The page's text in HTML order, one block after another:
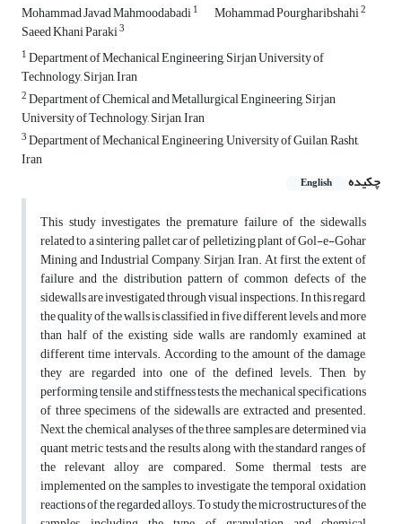
Mohammad Javad Mahmoodabadi1 Mohammad Pourgharibshahi2
Saeed Khani Paraki3
1Department of Mechanical Engineering, Sirjan University of
Technology, Sirjan, Iran
2Department of Chemical and Metallurgical Engineering, Sirjan
University of Technology, Sirjan, Iran
3Department of Mechanical Engineering, University of Guilan, Rasht,
Iran
چکیده
English
This study investigates the premature failure of the sidewalls
related to a sintering pallet car of pelletizing plant of Gol-e-Gohar
Mining and Industrial Company, Sirjan, Iran. At first, the extent of
failure and the distribution pattern of common defects of the
sidewalls are investigated through visual inspections. In this regard,
the quality of the walls is classified in five different levels, and more
than half of the existing side walls are randomly examined at
different time intervals. According to the amount of the damage,
they are regarded into one of the defined levels. Then, by
performing tensile and stiffness tests, the mechanical specifications
of three specimens of the sidewalls are extracted and presented.
Next, the chemical analyses of the three samples are determined via
quant metric tests and the results along with the standard ranges of
the relevant alloy are compared. Some thermal tests are
implemented on the samples to investigate the temporal oxidation
reactions of the regarded alloys. To study the microstructures of the